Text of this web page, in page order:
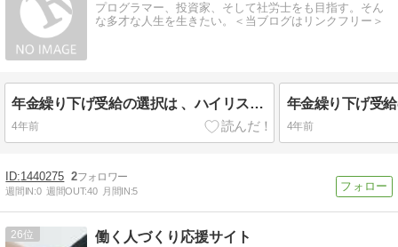
プログラマー、投資家、そして社労士をも目指す。そん
な多才な人生を生きたい。＜当ブログはリンクフリー＞
年金繰り下げ受給の選択は 、ハイリスク・ローリターンの博打に賭けるようなもの？！
4年前 4年前
1440275 2
週間IN:0 週間OUT:40 月間IN:5
26 働く人づくり応援サイト